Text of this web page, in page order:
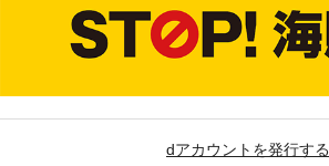
dアカウントを発行する